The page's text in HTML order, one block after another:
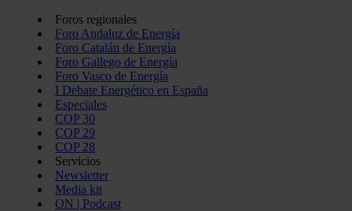
Foros regionales
Foro Andaluz de Energía
Foro Catalán de Energía
Foro Gallego de Energía
Foro Vasco de Energía
I Debate Energético en España
Especiales
COP 30
COP 29
COP 28
Servicios
Newsletter
Media kit
ON | Podcast